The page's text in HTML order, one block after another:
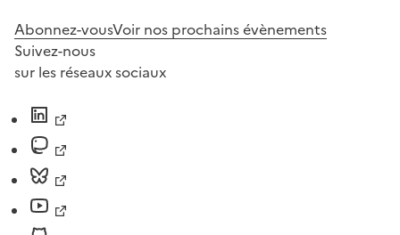
Abonnez-vousVoir nos prochains évènements
Suivez-nous
sur les réseaux sociaux